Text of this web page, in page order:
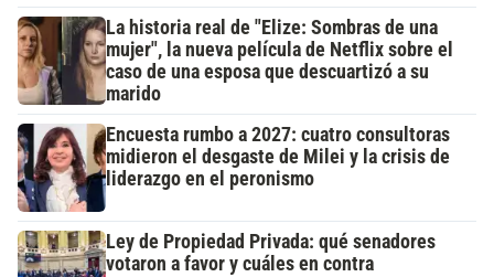
La historia real de "Elize: Sombras de una
mujer", la nueva película de Netflix sobre el
caso de una esposa que descuartizó a su
marido
Encuesta rumbo a 2027: cuatro consultoras
midieron el desgaste de Milei y la crisis de
liderazgo en el peronismo
Ley de Propiedad Privada: qué senadores
votaron a favor y cuáles en contra